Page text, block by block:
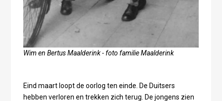
Wim en Bertus Maalderink - foto familie Maalderink
Eind maart loopt de oorlog ten einde. De Duitsers
hebben verloren en trekken zich terug. De jongens zien